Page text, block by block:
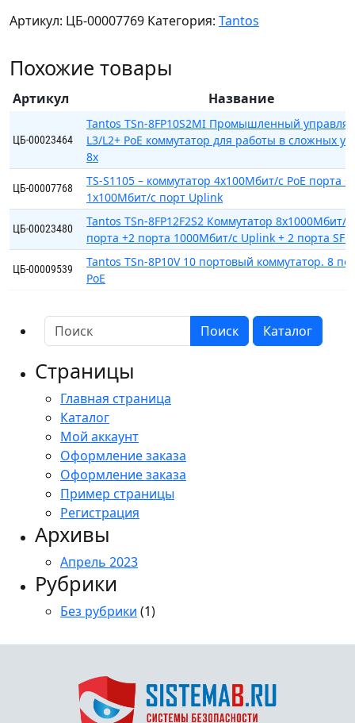
S1109
промышленный
8x100Мбит/
PoE
+
1x100Мбит/
порт
Артикул: ЦБ-00007769 Категория: Tantos
Похожие товары
Артикул Название
ЦБ-00023464
Tantos TSn-8FP10S2MI Промышленный
L3/L2+ PoE коммутатор для работы в сложных
8x
ЦБ-00007768
TS-S1105 – коммутатор 4x100Мбит/с PoE порта +
1x100Мбит/с порт Uplink
ЦБ-00023480
Tantos TSn-8FP12F2S2 Коммутатор 8x1000Мбит/с
порта +2 порта 1000Мбит/с Uplink + 2 порта SFP
ЦБ-00009539
Tantos TSn-8P10V 10 портовый коммутатор. 8
PoE
Поиск Каталог
Страницы
Главная страница
Каталог
Мой аккаунт
Оформление заказа
Оформление заказа
Пример страницы
Регистрация
Архивы
Апрель 2023
Рубрики
Без рубрики (1)